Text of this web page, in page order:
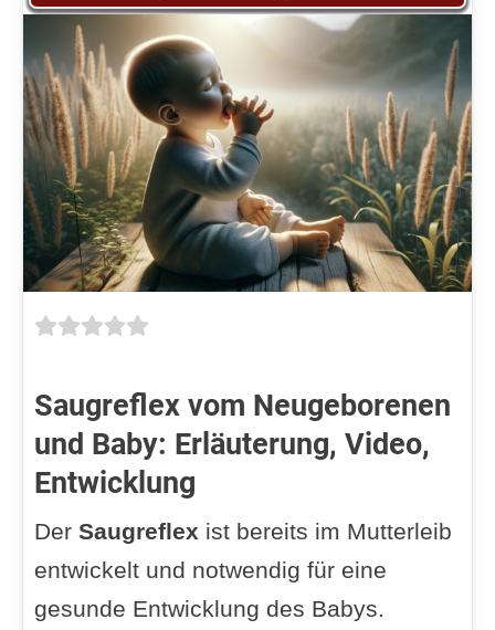
Saugreflex vom Neugeborenen
und Baby: Erläuterung, Video,
Entwicklung
DerSaugreflex ist bereits im Mutterleib
entwickelt und notwendig für eine
gesunde Entwicklung des Babys.